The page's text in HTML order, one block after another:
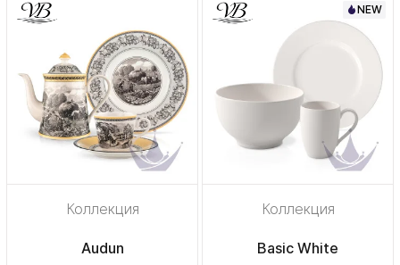
Коллекция
Audun
NEW
Коллекция
Basic White